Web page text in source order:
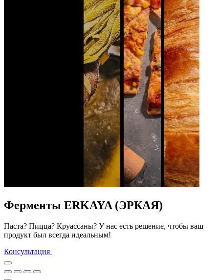
Ферменты ERKAYA (ЭРКАЯ)
Паста? Пицца? Круассаны? У нас есть решение, чтобы ваш
продукт был всегда идеальным!
Консультация